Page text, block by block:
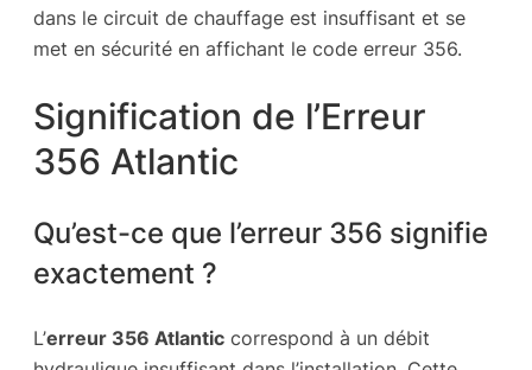
dans le circuit de chauffage est insuffisant et se
met en sécurité en affichant le code erreur 356.
Signification de l’Erreur
356 Atlantic
Qu’est-ce que l’erreur 356 signifie
exactement ?
L’erreur 356 Atlantic correspond à un débit